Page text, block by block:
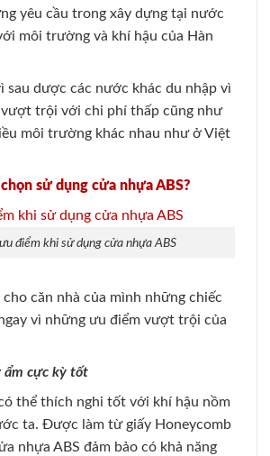
yêu cầu trong xây dựng tại nước
môi trường và khí hậu của Hàn
sau dược các nước khác du nhập vì
trội với chi phí thấp cũng như
môi trường khác nhau như ở Việt
sử dụng cửa nhựa ABS?
điểm khi sử dụng cửa nhựa ABS
cho căn nhà của mình những chiếc
vì những ưu điểm vượt trội của
ẩm cực kỳ tốt
thể thích nghi tốt với khí hậu nồm
ta. Được làm từ giấy Honeycomb
nhựa ABS đảm bảo có khả năng